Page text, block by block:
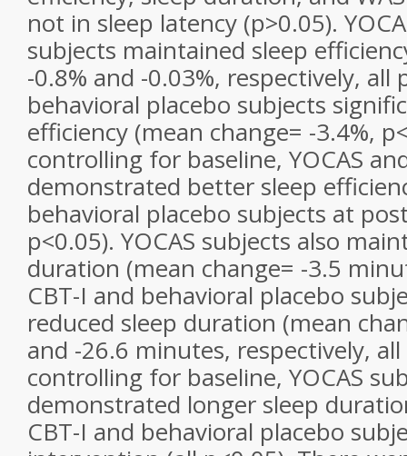
not in sleep latency (p>0.05).
subjects maintained sleep
-0.8% and -0.03%, respectively, all
behavioral placebo subjects
efficiency (mean change= -3.4%,
controlling for baseline, YOCAS
demonstrated better sleep
behavioral placebo subjects at
p<0.05). YOCAS subjects also
duration (mean change= -3.5
CBT-I and behavioral placebo
reduced sleep duration (mean
and -26.6 minutes, respectively,
controlling for baseline, YOCAS
demonstrated longer sleep
CBT-I and behavioral placebo